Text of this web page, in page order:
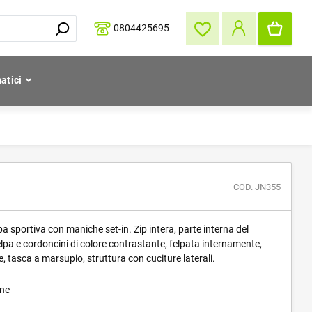
0804425695
COD. JN355
sportiva con maniche set-in. Zip intera, parte interna del
e cordoncini di colore contrastante, felpata internamente,
tasca a marsupio, struttura con cuciture laterali.